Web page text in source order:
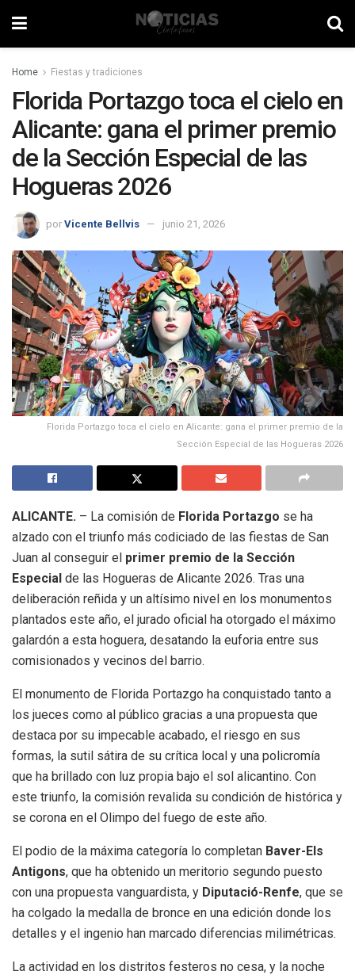
Home Fiestas y tradiciones
Florida Portazgo toca el cielo en
Alicante: gana el primer premio
de la Sección Especial de las
Hogueras 2026
por Vicente Bellvis junio 21, 2026
Florida Portazgo toca el cielo en Alicante: gana el primer premio de la
Sección Especial de las Hogueras 2026
ALICANTE. – La comisión de Florida Portazgo se ha
alzado con el triunfo más codiciado de las fiestas de San
Juan al conseguir el primer premio de la Sección
Especial de las Hogueras de Alicante 2026. Tras una
deliberación reñida y un altísimo nivel en los monumentos
plantados este año, el jurado oficial ha otorgado el máximo
galardón a esta hoguera, desatando la euforia entre sus
comisionados y vecinos del barrio.
El monumento de Florida Portazgo ha conquistado tanto a
los jueces como al público gracias a una propuesta que
destaca por su impecable acabado, el riesgo en sus
formas, la sutil sátira de su crítica local y una policromía
que ha brillado con luz propia bajo el sol alicantino. Con
este triunfo, la comisión revalida su condición de histórica y
se corona en el Olimpo del fuego de este año.
El podio de la máxima categoría lo completan Baver-Els
Antigons, que ha obtenido un meritorio segundo puesto
con una propuesta vanguardista, y Diputació-Renfe, que se
ha colgado la medalla de bronce en una edición donde los
detalles y el ingenio han marcado diferencias milimétricas.
La actividad en los distritos festeros no cesa, y la noche